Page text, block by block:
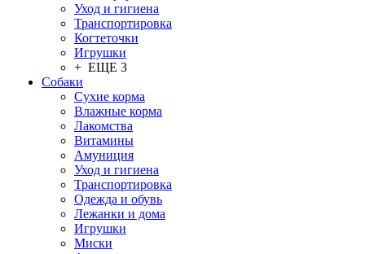
Уход и гигиена
Транспортировка
Когтеточки
Игрушки
+ ЕЩЕ 3
Собаки
Сухие корма
Влажные корма
Лакомства
Витамины
Амуниция
Уход и гигиена
Транспортировка
Одежда и обувь
Лежанки и дома
Игрушки
Миски